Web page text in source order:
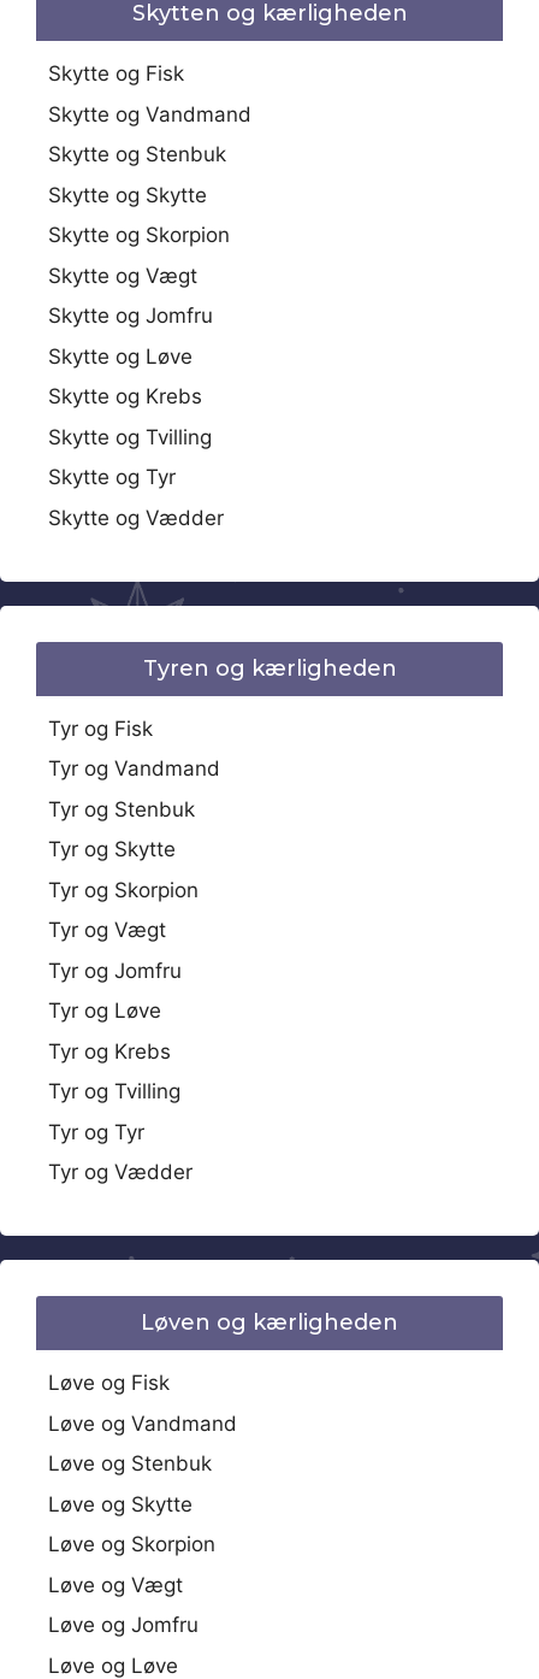
Skytten og kærligheden
Skytte og Fisk
Skytte og Vandmand
Skytte og Stenbuk
Skytte og Skytte
Skytte og Skorpion
Skytte og Vægt
Skytte og Jomfru
Skytte og Løve
Skytte og Krebs
Skytte og Tvilling
Skytte og Tyr
Skytte og Vædder
Tyren og kærligheden
Tyr og Fisk
Tyr og Vandmand
Tyr og Stenbuk
Tyr og Skytte
Tyr og Skorpion
Tyr og Vægt
Tyr og Jomfru
Tyr og Løve
Tyr og Krebs
Tyr og Tvilling
Tyr og Tyr
Tyr og Vædder
Løven og kærligheden
Løve og Fisk
Løve og Vandmand
Løve og Stenbuk
Løve og Skytte
Løve og Skorpion
Løve og Vægt
Løve og Jomfru
Løve og Løve